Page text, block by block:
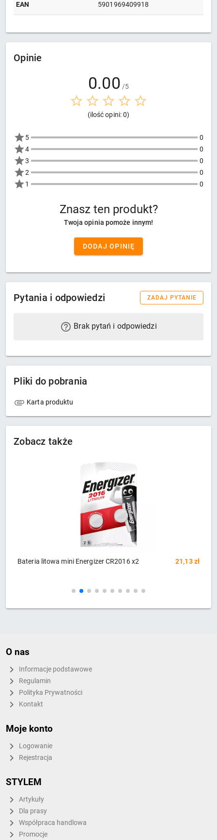
EAN 5901969409918
Opinie
0.00 /5
(ilość opini: 0)
5
0
4
0
3
0
2
0
1
0
Znasz ten produkt?
Twoja opinia pomoże innym!
DODAJ OPINIĘ
Pytania i odpowiedzi ZADAJ PYTANIE
Brak pytań i odpowiedzi
Pliki do pobrania
Karta produktu
Zobacz także
Energizer CR2016 x2 21,13 zł QOLTEC 56986 mini
O nas
Informacje podstawowe
Regulamin
Polityka Prywatności
Kontakt
Moje konto
Logowanie
Rejestracja
STYLEM
Artykuły
Dla prasy
Współpraca handlowa
Promocje